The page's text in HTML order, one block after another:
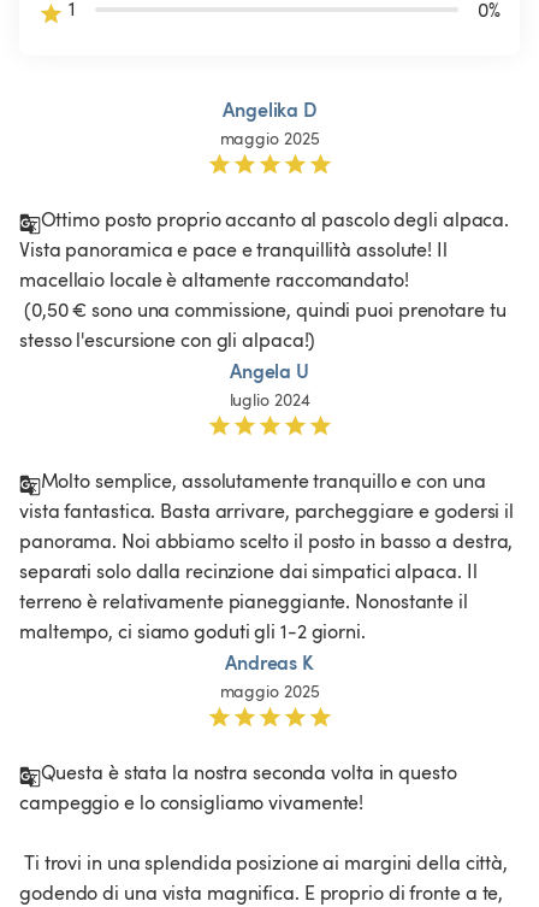
1 0%
Angelika D
maggio 2025
Ottimo posto proprio accanto al pascolo degli alpaca.
Vista panoramica e pace e tranquillità assolute! Il
macellaio locale è altamente raccomandato!
stesso l'escursione con gli alpaca!)
Angela U
luglio 2024
Molto semplice, assolutamente tranquillo e con una
vista fantastica. Basta arrivare, parcheggiare e godersi il
panorama. Noi abbiamo scelto il posto in basso a destra,
separati solo dalla recinzione dai simpatici alpaca. Il
terreno è relativamente pianeggiante. Nonostante il
maltempo, ci siamo goduti gli 1-2 giorni.
Andreas K
maggio 2025
Questa è stata la nostra seconda volta in questo
campeggio e lo consigliamo vivamente!
godendo di una vista magnifica. E proprio di fronte a te,